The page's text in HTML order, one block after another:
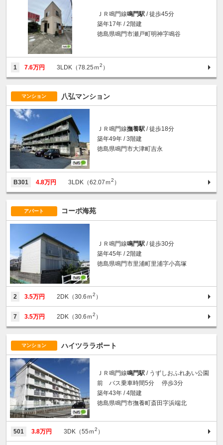
ＪＲ鳴門線鳴門駅 / 徒歩45分
築年17年 / 2階建
徳島県鳴門市瀬戸町明神字鳴谷
1 7.6万円 3LDK（78.25ｍ2 ）
マンション 八弘マンション
ＪＲ鳴門線撫養駅 / 徒歩18分
築年49年 / 3階建
徳島県鳴門市大津町吉永
B301 4.8万円 3LDK（62.07ｍ2 ）
アパート コーポ海苑
ＪＲ鳴門線鳴門駅 / 徒歩30分
築年45年 / 2階建
徳島県鳴門市里浦町里浦字小高塚
2 3.5万円 2DK（30.6ｍ2 ）
7 3.5万円 2DK（30.6ｍ2 ）
マンション ハイツララポート
ＪＲ鳴門線鳴門駅 / うずしおふれあい公園
前 バス乗車時間5分 停歩3分
築年43年 / 4階建
徳島県鳴門市撫養町斎田字浜端北
501 3.8万円 3DK（55ｍ2 ）